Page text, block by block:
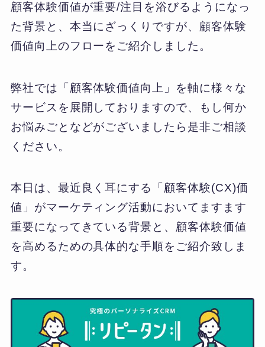
顧客体験価値が重要/注目を浴びるようになっ
た背景と、本当にざっくりですが、顧客体験
価値向上のフローをご紹介しました。
弊社では「顧客体験価値向上」を軸に様々な
サービスを展開しておりますので、もし何か
お悩みごとなどがございましたら是非ご相談
ください。
本日は、最近良く耳にする「顧客体験(CX)価
値」がマーケティング活動においてますます
重要になってきている背景と、顧客体験価値
を高めるための具体的な手順をご紹介致しま
す。